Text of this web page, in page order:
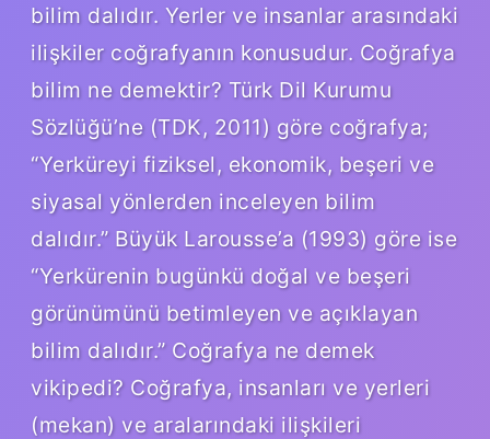
bilim dalıdır. Yerler ve insanlar arasındaki
ilişkiler coğrafyanın konusudur. Coğrafya
bilim ne demektir? Türk Dil Kurumu
Sözlüğü’ne (TDK, 2011) göre coğrafya;
“Yerküreyi fiziksel, ekonomik, beşeri ve
siyasal yönlerden inceleyen bilim
dalıdır.” Büyük Larousse’a (1993) göre ise
“Yerkürenin bugünkü doğal ve beşeri
görünümünü betimleyen ve açıklayan
bilim dalıdır.” Coğrafya ne demek
vikipedi? Coğrafya, insanları ve yerleri
(mekan) ve aralarındaki ilişkileri